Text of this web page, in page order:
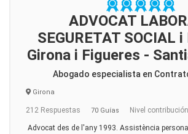
ADVOCAT
SEGURETAT SOCIAL
Girona i Figueres -
Abogado especialista en
Girona
212 Respuestas 70 Guías Nivel
Advocat des de l'any 1993. Assistència